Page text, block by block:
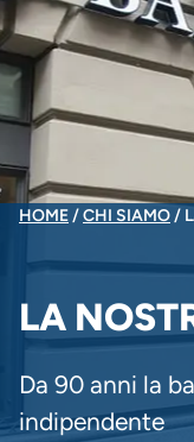
BRICIOLE
DI
PANE
HOME CHI SIAMO
LA
Da 90 anni la
indipendente